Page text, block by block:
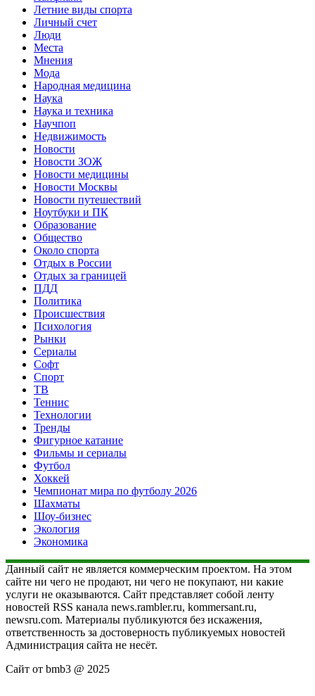
Летние виды спорта
Личный счет
Люди
Места
Мнения
Мода
Народная медицина
Наука
Наука и техника
Научпоп
Недвижимость
Новости
Новости ЗОЖ
Новости медицины
Новости Москвы
Новости путешествий
Ноутбуки и ПК
Образование
Общество
Около спорта
Отдых в России
Отдых за границей
ПДД
Политика
Происшествия
Психология
Рынки
Сериалы
Софт
Спорт
ТВ
Теннис
Технологии
Тренды
Фигурное катание
Фильмы и сериалы
Футбол
Хоккей
Чемпионат мира по футболу 2026
Шахматы
Шоу-бизнес
Экология
Экономика
Данный сайт не является коммерческим проектом. На этом
сайте ни чего не продают, ни чего не покупают, ни какие
услуги не оказываются. Сайт представляет собой ленту
новостей RSS канала news.rambler.ru, kommersant.ru,
newsru.com. Материалы публикуются без искажения,
ответственность за достоверность публикуемых новостей
Администрация сайта не несёт.
Сайт от bmb3 @ 2025